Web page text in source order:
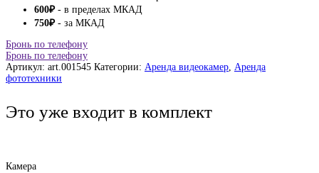
600₽- в пределах МКАД
750₽- за МКАД
Бронь по телефону
Бронь по телефону
Артикул: art.001545 Категории: Аренда видеокамер, Аренда
фототехники
Это уже входит в комплект
Камера